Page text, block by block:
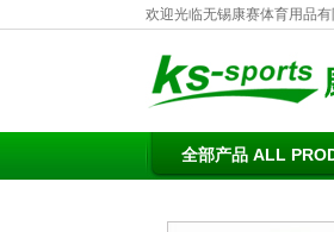
欢迎光临无锡康赛体育用品
全部产品 ALL